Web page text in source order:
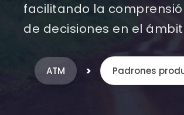
facilitando la
de decisiones en el
ATM > Padrones